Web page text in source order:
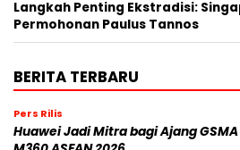
Langkah Penting Ekstradisi:
Permohonan Paulus Tannos
BERITA TERBARU
Pers Rilis
Huawei Jadi Mitra bagi Ajang GSMA